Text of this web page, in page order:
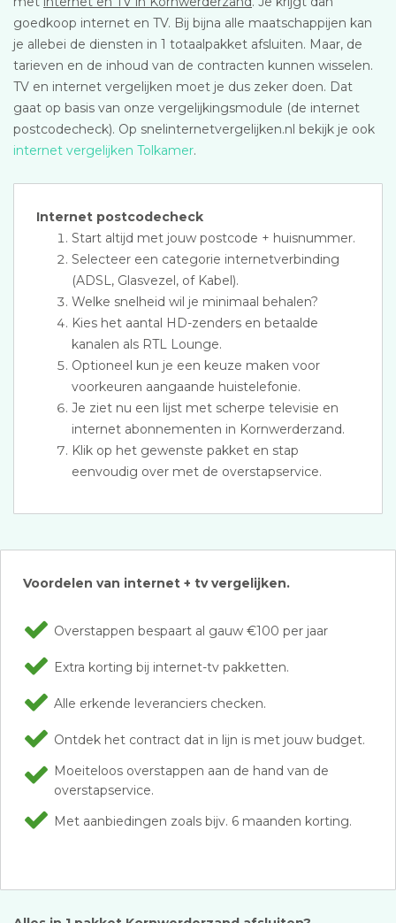
goedkoop internet en TV. Bij bijna alle maatschappijen kan
je allebei de diensten in 1 totaalpakket afsluiten. Maar, de
tarieven en de inhoud van de contracten kunnen wisselen.
TV en internet vergelijken moet je dus zeker doen. Dat
gaat op basis van onze vergelijkingsmodule (de internet
postcodecheck). Op snelinternetvergelijken.nl bekijk je ook
internet vergelijken Tolkamer.
Internet postcodecheck
Start altijd met jouw postcode + huisnummer.
Selecteer een categorie internetverbinding
(ADSL, Glasvezel, of Kabel).
Welke snelheid wil je minimaal behalen?
Kies het aantal HD-zenders en betaalde
kanalen als RTL Lounge.
Optioneel kun je een keuze maken voor
voorkeuren aangaande huistelefonie.
Je ziet nu een lijst met scherpe televisie en
internet abonnementen in Kornwerderzand.
Klik op het gewenste pakket en stap
eenvoudig over met de overstapservice.
Voordelen van internet + tv vergelijken.
Overstappen bespaart al gauw €100 per jaar
Extra korting bij internet-tv pakketten.
Alle erkende leveranciers checken.
Ontdek het contract dat in lijn is met jouw budget.
Moeiteloos overstappen aan de hand van de
overstapservice.
Met aanbiedingen zoals bijv. 6 maanden korting.